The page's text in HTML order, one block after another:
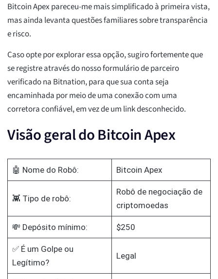
Bitcoin Apex pareceu-me mais simplificado à primeira vista,
mas ainda levanta questões familiares sobre transparência
e risco.
Caso opte por explorar essa opção, sugiro fortemente que
se registre através do nosso formulário de parceiro
verificado na Bitnation, para que sua conta seja
encaminhada por meio de uma conexão com uma
corretora confiável, em vez de um link desconhecido.
Visão geral do Bitcoin Apex
🤖 Nome do Robô: Bitcoin Apex
👾 Tipo de robô:
Robô de negociação de
criptomoedas
💸 Depósito mínimo: $250
✅ É um Golpe ou
Legítimo?
Legal